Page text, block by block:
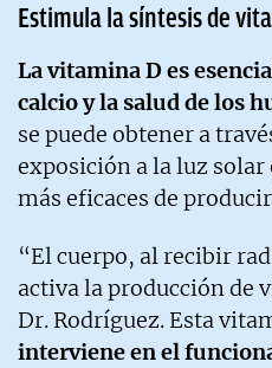
Estimula la síntesis de
La vitamina D es
calcio y la salud de los
se puede obtener a
exposición a la luz solar
más eficaces de
“El cuerpo, al recibir
activa la producción de
Dr. Rodríguez. Esta
interviene en el